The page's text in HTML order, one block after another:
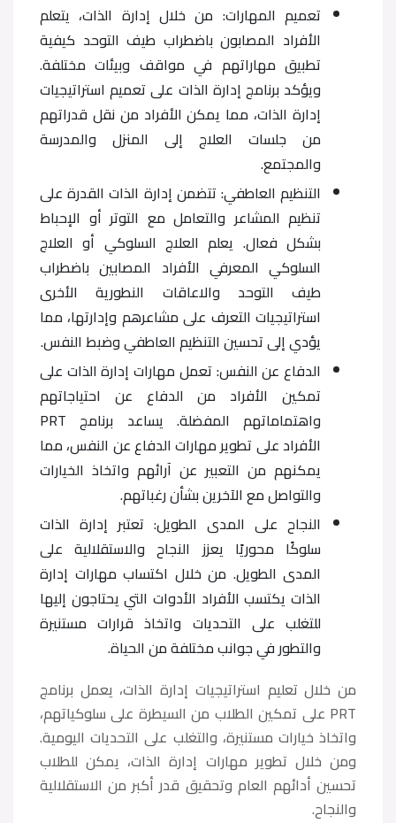
تعميم المهارات: من خلال إدارة الذات، يتعلم
الأفراد المصابون باضطراب طيف التوحد كيفية
تطبيق مهاراتهم في مواقف وبيئات مختلفة.
ويؤكد برنامج إدارة الذات على تعميم استراتيجيات
إدارة الذات، مما يمكن الأفراد من نقل قدراتهم
من جلسات العلاج إلى المنزل والمدرسة
والمجتمع.
التنظيم العاطفي: تتضمن إدارة الذات القدرة على
تنظيم المشاعر والتعامل مع التوتر أو الإحباط
بشكل فعال. يعلم العلاج السلوكي أو العلاج
السلوكي المعرفي الأفراد المصابين باضطراب
طيف التوحد والاعاقات النطورية الأخرى
استراتيجيات التعرف على مشاعرهم وإدارتها، مما
يؤدي إلى تحسين التنظيم العاطفي وضبط النفس.
الدفاع عن النفس: تعمل مهارات إدارة الذات على
تمكين الأفراد من الدفاع عن احتياجاتهم
واهتماماتهم المفضلة. يساعد برنامج PRT
الأفراد على تطوير مهارات الدفاع عن النفس، مما
يمكنهم من التعبير عن آرائهم واتخاذ الخيارات
والتواصل مع الآخرين بشأن رغباتهم.
النجاح على المدى الطويل: تعتبر إدارة الذات
سلوكًا محوريًا يعزز النجاح والاستقلالية على
المدى الطويل. من خلال اكتساب مهارات إدارة
الذات يكتسب الأفراد الأدوات التي يحتاجون إليها
للتغلب على التحديات واتخاذ قرارات مستنيرة
والتطور في جوانب مختلفة من الحياة.
من خلال تعليم استراتيجيات إدارة الذات، يعمل برنامج
PRT على تمكين الطلاب من السيطرة على سلوكياتهم،
واتخاذ خيارات مستنيرة، والتغلب على التحديات اليومية.
ومن خلال تطوير مهارات إدارة الذات، يمكن للطلاب
تحسين أدائهم العام وتحقيق قدر أكبر من الاستقلالية
والنجاح.